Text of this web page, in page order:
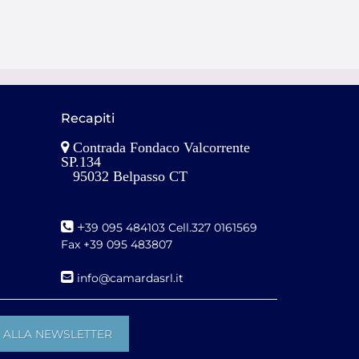
Recapiti
Contrada Fondaco Valcorrente
SP.134
95032 Belpasso CT
+39 095 484103 Cell.327 0161569
Fax +39 095 483807
info@camardasrl.it